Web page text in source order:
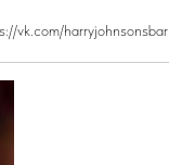
vk.com/harryjohnsonsbar